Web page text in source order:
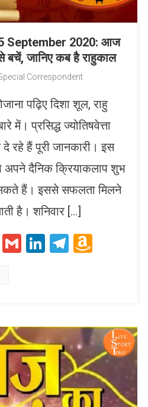
September 2020: आज
बचें, जानिए कब है राहुकाल
Correspondent
पढ़िए दिशा शूल, राहु
में। प्रसिद्ध ज्योतिषवेत्ता
रहे हैं पूरी जानकारी। इस
दैनिक क्रियाकलाप शुभ
हैं। इससे सफलता मिलने
है। शनिवार […]
GmailLinkedIn
Telegram